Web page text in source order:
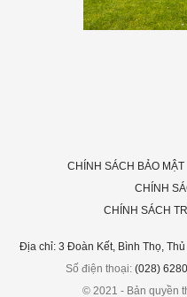
CHÍNH SÁCH BẢO MẬT
CHÍNH
CHÍNH SÁCH
Địa chỉ: 3 Đoàn Kết, Bình Thọ,
Số điện thoại: (028)
© 2021 - Bản quyền